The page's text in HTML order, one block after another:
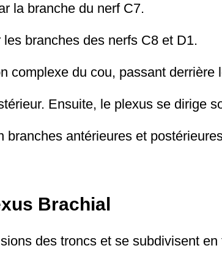
la branche du nerf C7.
les branches des nerfs C8 et D1.
complexe du cou, passant
Ensuite, le plexus se dirige
branches antérieures et
Brachial
des troncs et se subdivisent